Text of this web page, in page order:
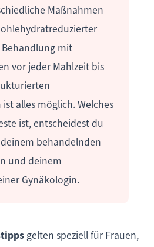
Maßnahmen
mit
vor jeder Mahlzeit bis
alles möglich. Welches
ist, entscheidest du
behandelnden
und deinem
Gynäkologin.
gelten speziell für Frauen,